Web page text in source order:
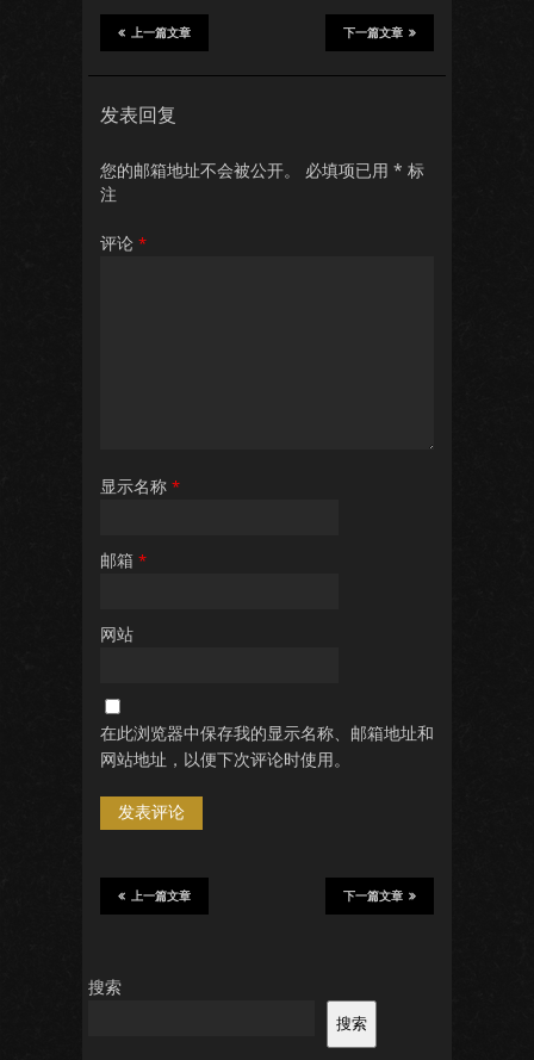
下一篇文章
上一篇文章
发表回复
您的邮箱地址不会被公开。 必填项已用 * 标
注
评论 *
显示名称 *
邮箱 *
网站
在此浏览器中保存我的显示名称、邮箱地址和
网站地址，以便下次评论时使用。
下一篇文章
上一篇文章
搜索
搜索